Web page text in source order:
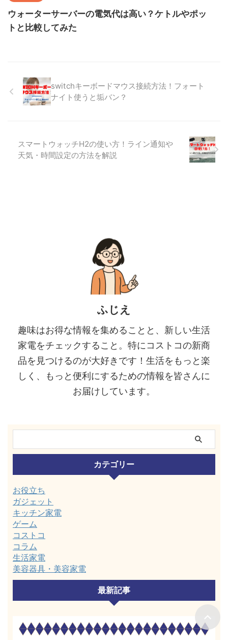
ウォーターサーバーの電気代は高い？ケトルやポッ
トと比較してみた
switchキーボードマウス接続方法！フォート
ナイト使うと垢バン？
スマートウォッチH2の使い方！ライン通知や
天気・時間設定の方法を解説
ふじえ
趣味はお得な情報を集めることと、新しい生活
家電をチェックすること。特にコストコの新商
品を見つけるのが大好きです！生活をもっと楽
しく、もっと便利にするための情報を皆さんに
お届けしています。
カテゴリー
お役立ち
ガジェット
キッチン家電
ゲーム
コストコ
コラム
生活家電
美容器具・美容家電
最新記事